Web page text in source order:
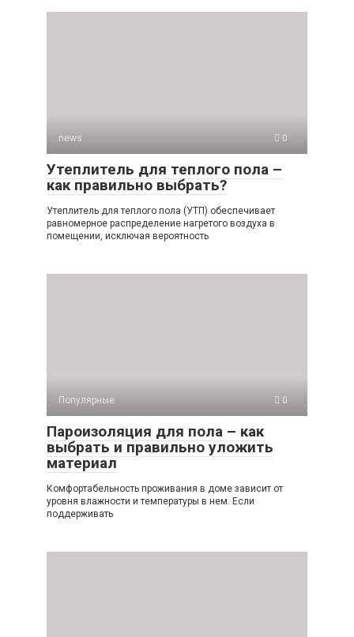
news 0
Утеплитель для теплого пола –
как правильно выбрать?
Утеплитель для теплого пола (УТП) обеспечивает
равномерное распределение нагретого воздуха в
помещении, исключая вероятность
Популярные 0
Пароизоляция для пола – как
выбрать и правильно уложить
материал
Комфортабельность проживания в доме зависит от
уровня влажности и температуры в нем. Если
поддерживать